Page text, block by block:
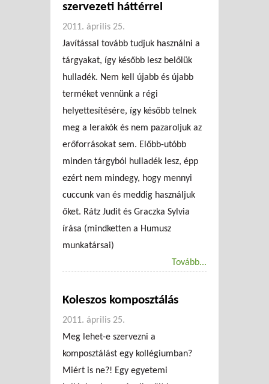
szervezeti háttérrel
2011. április 25.
Javítással tovább tudjuk használni a
tárgyakat, így később lesz belőlük
hulladék. Nem kell újabb és újabb
terméket vennünk a régi
helyettesítésére, így később telnek
meg a lerakók és nem pazaroljuk az
erőforrásokat sem. Előbb-utóbb
minden tárgyból hulladék lesz, épp
ezért nem mindegy, hogy mennyi
cuccunk van és meddig használjuk
őket. Rátz Judit és Graczka Sylvia
írása (mindketten a Humusz
munkatársai)
Tovább...
Koleszos komposztálás
2011. április 25.
Meg lehet-e szervezni a
komposztálást egy kollégiumban?
Miért is ne?! Egy egyetemi